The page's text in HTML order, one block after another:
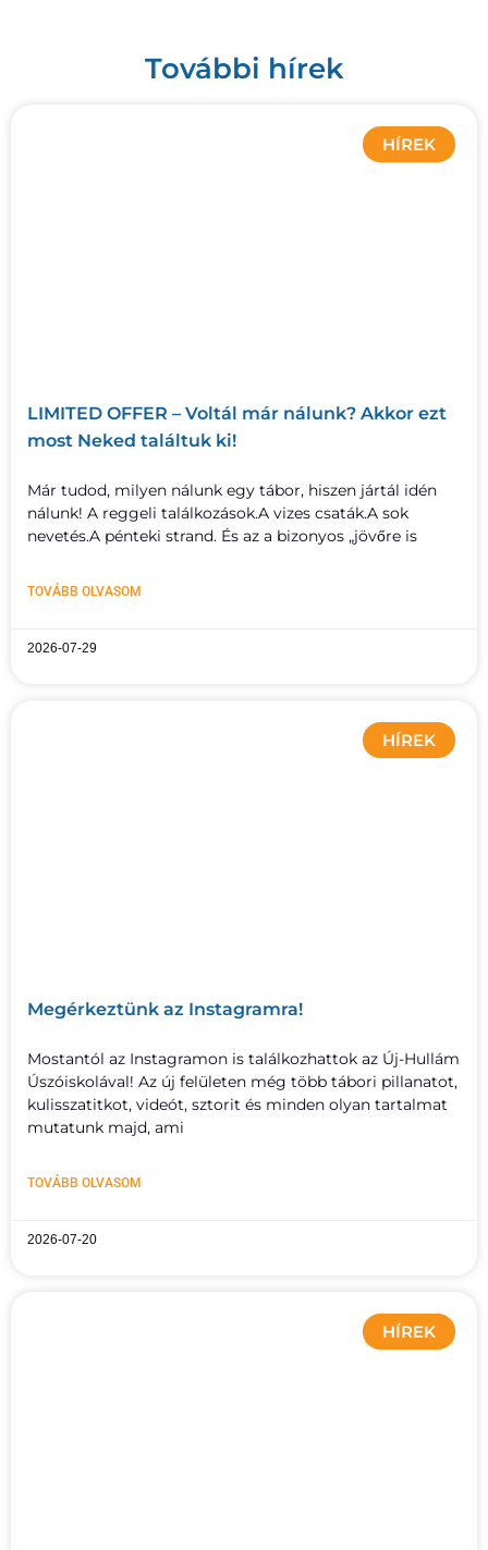
További hírek
HÍREK
LIMITED OFFER – Voltál már nálunk? Akkor ezt
most Neked találtuk ki!
Már tudod, milyen nálunk egy tábor, hiszen jártál idén
nálunk! A reggeli találkozások.A vizes csaták.A sok
nevetés.A pénteki strand. És az a bizonyos „jövőre is
TOVÁBB OLVASOM
2026-07-29
HÍREK
Megérkeztünk az Instagramra!
Mostantól az Instagramon is találkozhattok az Új-Hullám
Úszóiskolával! Az új felületen még több tábori pillanatot,
kulisszatitkot, videót, sztorit és minden olyan tartalmat
mutatunk majd, ami
TOVÁBB OLVASOM
2026-07-20
HÍREK